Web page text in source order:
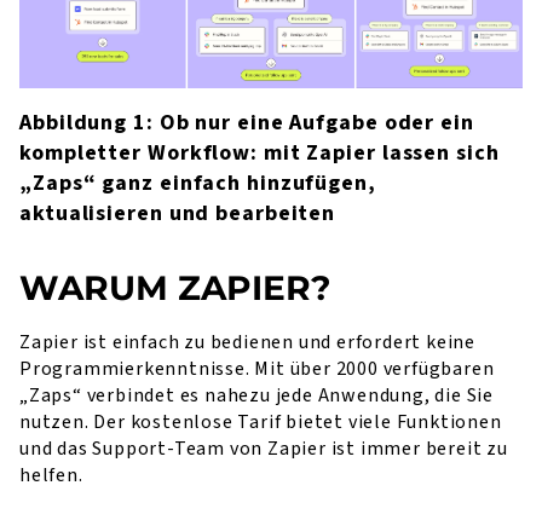
Abbildung 1: Ob nur eine Aufgabe oder ein
kompletter Workflow: mit Zapier lassen sich
„Zaps“ ganz einfach hinzufügen,
aktualisieren und bearbeiten
WARUM ZAPIER?
Zapier ist einfach zu bedienen und erfordert keine
Programmierkenntnisse. Mit über 2000 verfügbaren
„Zaps“ verbindet es nahezu jede Anwendung, die Sie
nutzen. Der kostenlose Tarif bietet viele Funktionen
und das Support-Team von Zapier ist immer bereit zu
helfen.